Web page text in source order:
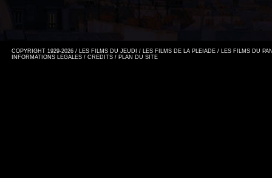
COPYRIGHT 1929-2026 / LES FILMS DU JEUDI / LES FILMS DE LA PLEIADE / LES FILMS DU
INFORMATIONS LEGALES / CREDITS / PLAN DU SITE